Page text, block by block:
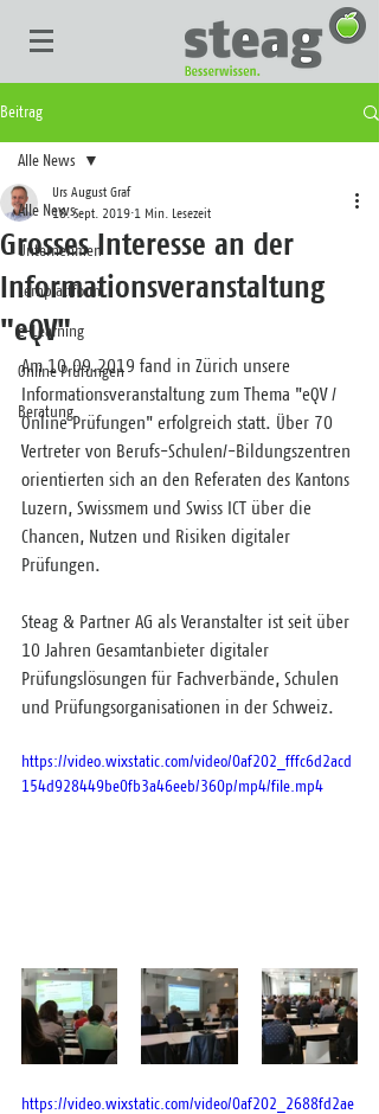
Beitrag
Alle News
Unternehmen
Lernplattform
e-Learning
Online Prüfungen
Beratung
Alle News
Grosses Interesse an der
Informationsveranstaltung
"eQV"
Urs August Graf
18. Sept. 2019 1 Min. Lesezeit
Am 10.09.2019 fand in Zürich unsere
Informationsveranstaltung zum Thema "eQV /
Online Prüfungen" erfolgreich statt. Über 70
Vertreter von Berufs-Schulen/-Bildungszentren
orientierten sich an den Referaten des Kantons
Luzern, Swissmem und Swiss ICT über die
Chancen, Nutzen und Risiken digitaler
Prüfungen.
Steag & Partner AG als Veranstalter ist seit über
10 Jahren Gesamtanbieter digitaler
Prüfungslösungen für Fachverbände, Schulen
und Prüfungsorganisationen in der Schweiz.
https://video.wixstatic.com/video/0af202_fffc6d2acd
154d928449be0fb3a46eeb/360p/mp4/file.mp4
https://video.wixstatic.com/video/0af202_2688fd2ae